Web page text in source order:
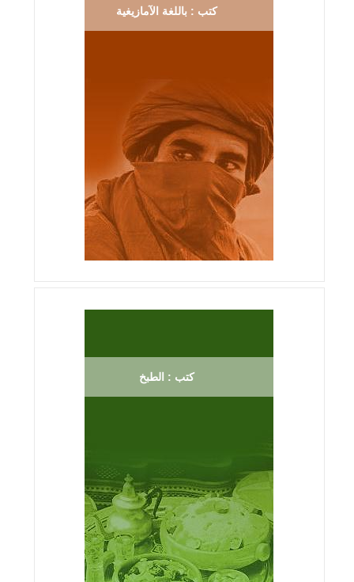
كتب : باللغة الآمازيغية
كتب : الطبخ